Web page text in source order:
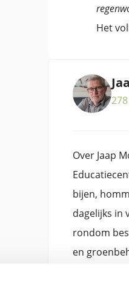
Het
Over Jaap
bijen,
dagelijks in
rondom
en